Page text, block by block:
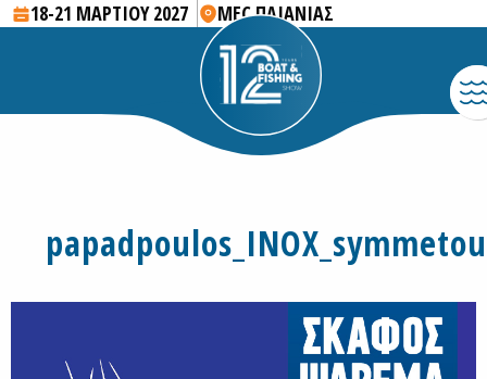
18-21 ΜΑΡΤΙΟΥ 2027 MEC ΠΑΙΑΝΙΑΣ